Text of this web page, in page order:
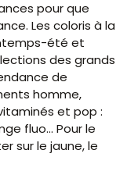
pour que
Les coloris à la
été et
des grands
de
homme,
et pop :
fluo… Pour le
sur le jaune, le